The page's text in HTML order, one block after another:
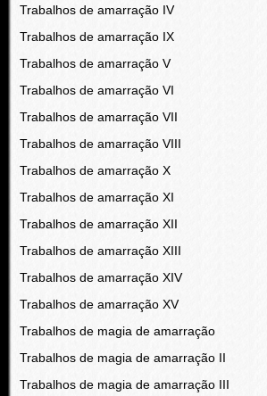
Trabalhos de amarração IV
Trabalhos de amarração IX
Trabalhos de amarração V
Trabalhos de amarração VI
Trabalhos de amarração VII
Trabalhos de amarração VIII
Trabalhos de amarração X
Trabalhos de amarração XI
Trabalhos de amarração XII
Trabalhos de amarração XIII
Trabalhos de amarração XIV
Trabalhos de amarração XV
Trabalhos de magia de amarração
Trabalhos de magia de amarração II
Trabalhos de magia de amarração III